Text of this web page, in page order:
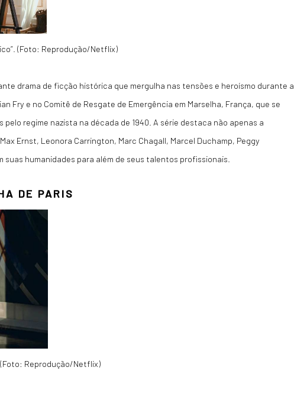
(Foto: Reprodução/Netflix)
drama de ficção histórica que mergulha nas tensões e heroísmo durante a
Fry e no Comitê de Resgate de Emergência em Marselha, França, que se
regime nazista na década de 1940. A série destaca não apenas a
Ernst, Leonora Carrington, Marc Chagall, Marcel Duchamp, Peggy
humanidades para além de seus talentos profissionais.
DE PARIS
(Foto: Reprodução/Netflix)